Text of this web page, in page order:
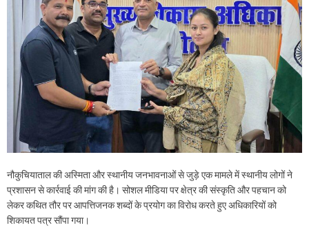
नौकुचियाताल की अस्मिता और स्थानीय जनभावनाओं से जुड़े एक मामले में स्थानीय लोगों ने
प्रशासन से कार्रवाई की मांग की है। सोशल मीडिया पर क्षेत्र की संस्कृति और पहचान को
लेकर कथित तौर पर आपत्तिजनक शब्दों के प्रयोग का विरोध करते हुए अधिकारियों को
शिकायत पत्र सौंपा गया।